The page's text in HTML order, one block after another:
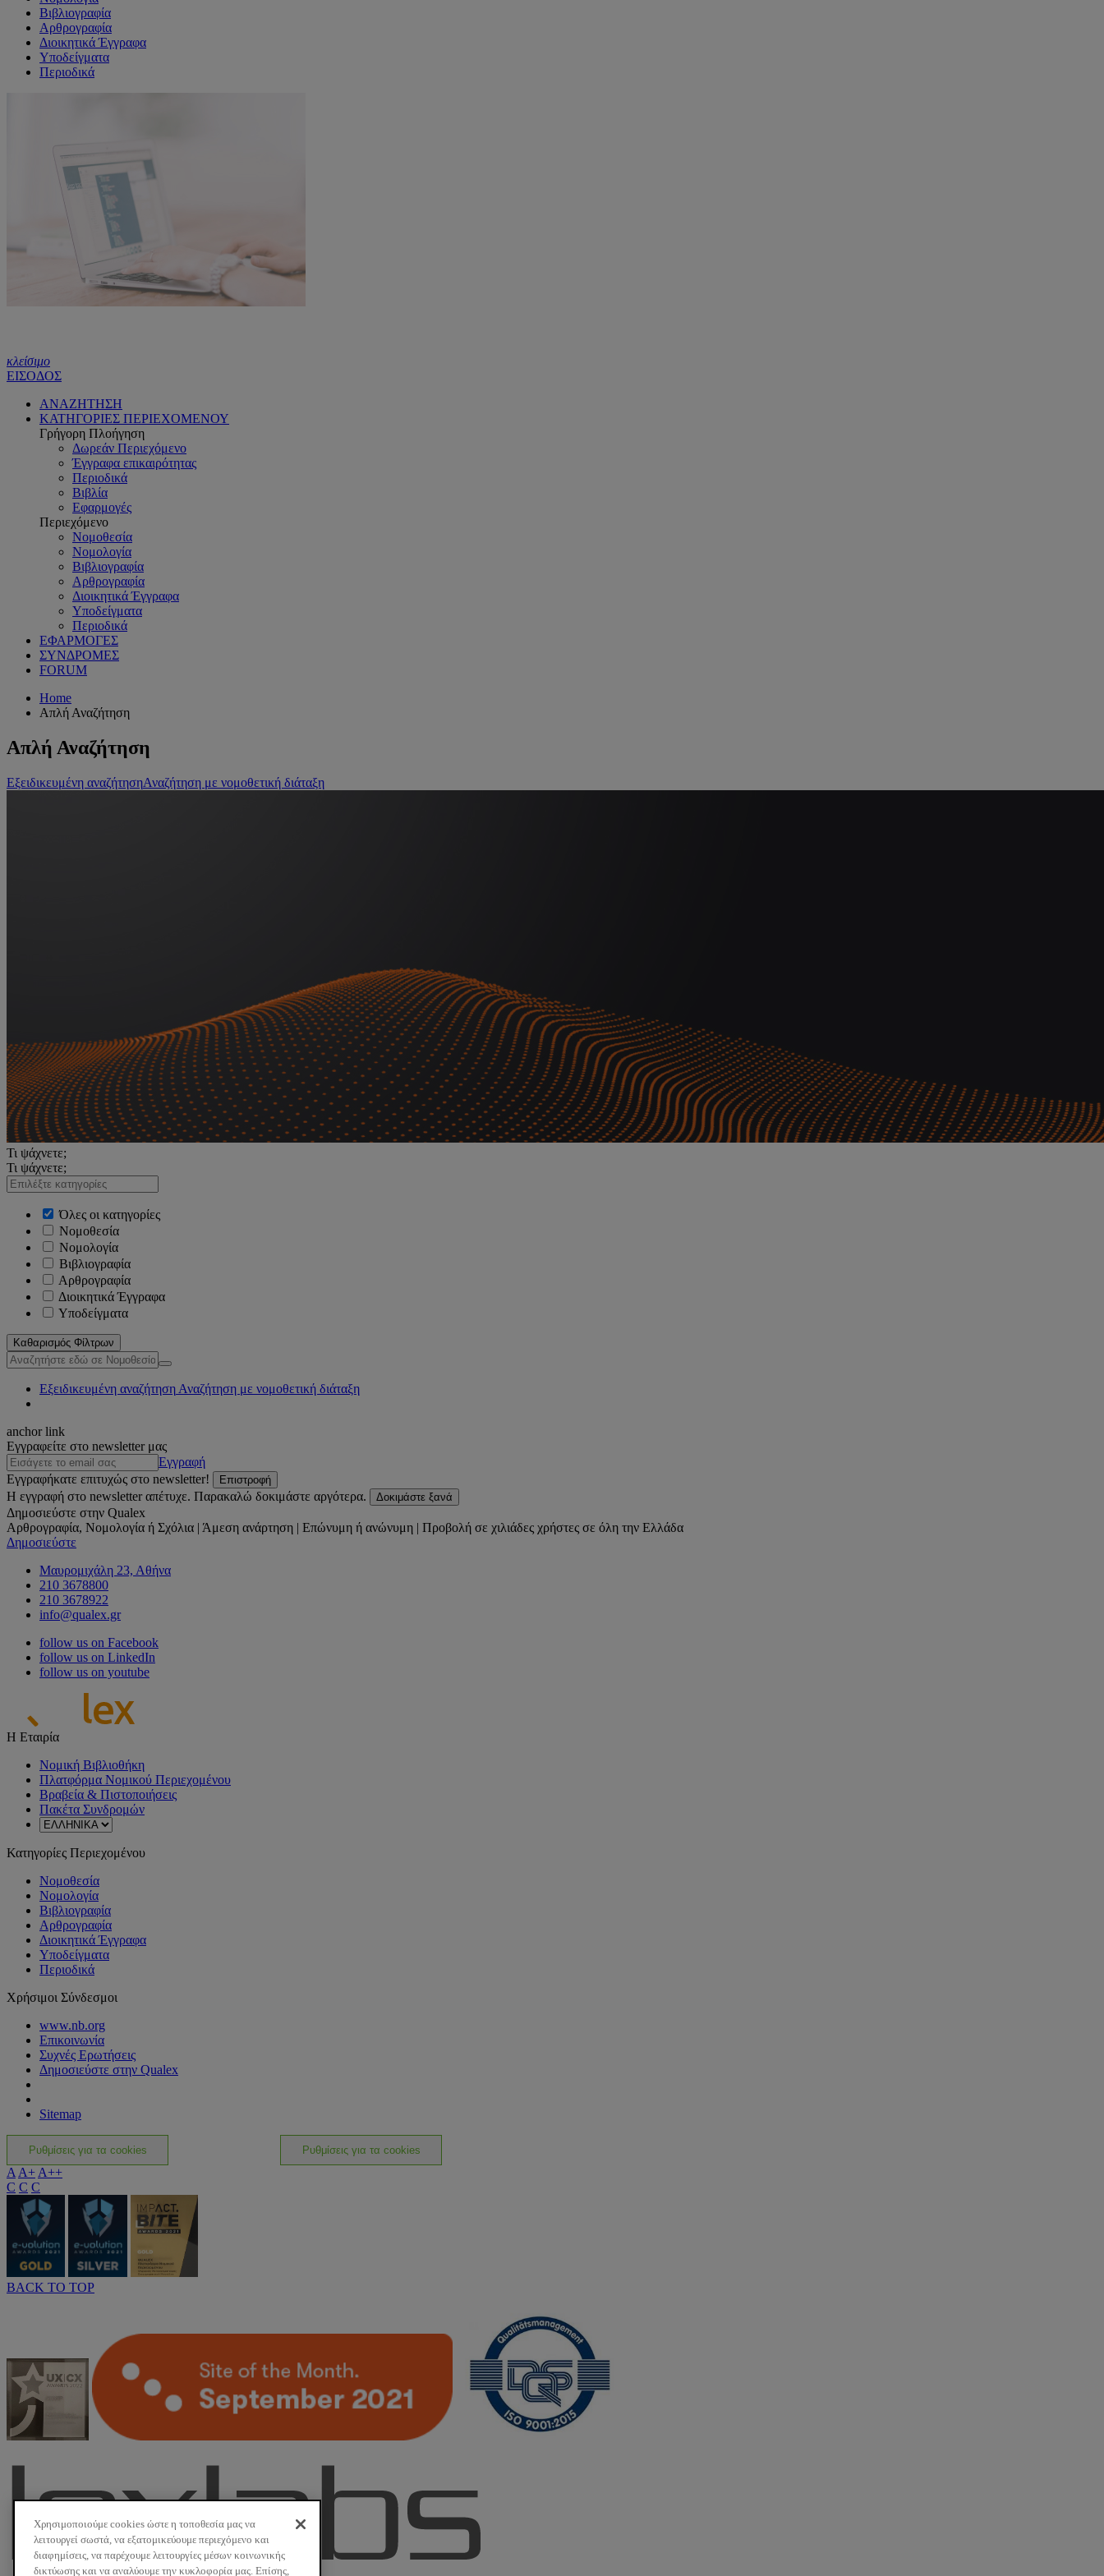
Βιβλιογραφία
Αρθρογραφία
Διοικητικά Έγγραφα
Υποδείγματα
Περιοδικά
κλείσιμο
ΕΙΣΟΔΟΣ
ΑΝΑΖΗΤΗΣΗ
ΚΑΤΗΓΟΡΙΕΣ ΠΕΡΙΕΧΟΜΕΝΟΥ
Γρήγορη Πλοήγηση
Δωρεάν Περιεχόμενο
Έγγραφα επικαιρότητας
Περιοδικά
Βιβλία
Εφαρμογές
Περιεχόμενο
Νομοθεσία
Νομολογία
Βιβλιογραφία
Αρθρογραφία
Διοικητικά Έγγραφα
Υποδείγματα
Περιοδικά
ΕΦΑΡΜΟΓΕΣ
ΣΥΝΔΡΟΜΕΣ
FORUM
Home
Απλή Αναζήτηση
Απλή Αναζήτηση
Εξειδικευμένη αναζήτησηΑναζήτηση με νομοθετική διάταξη
Τι ψάχνετε;
Τι ψάχνετε;
Όλες οι κατηγορίες
Νομοθεσία
Νομολογία
Βιβλιογραφία
Αρθρογραφία
Διοικητικά Έγγραφα
Υποδείγματα
Καθαρισμός Φίλτρων
Εξειδικευμένη αναζήτηση Αναζήτηση με νομοθετική διάταξη
anchor link
Εγγραφείτε στο newsletter μας
Εγγραφή
Εγγραφήκατε επιτυχώς στο newsletter!
Επιστροφή
Η εγγραφή στο newsletter απέτυχε. Παρακαλώ δοκιμάστε αργότερα. Δοκιμάστε ξανά
Δημοσιεύστε στην Qualex
Αρθρογραφία, Νομολογία ή Σχόλια | Άμεση ανάρτηση | Επώνυμη ή ανώνυμη | Προβολή σε χιλιάδες χρήστες σε όλη την Ελλάδα
Δημοσιεύστε
Μαυρομιχάλη 23, Αθήνα
210 3678800
210 3678922
info@qualex.gr
follow us on Facebook
follow us on LinkedIn
follow us on youtube
Η Εταιρία
Νομική Βιβλιοθήκη
Πλατφόρμα Νομικού Περιεχομένου
Βραβεία & Πιστοποιήσεις
Πακέτα Συνδρομών
Κατηγορίες Περιεχομένου
Νομοθεσία
Νομολογία
Βιβλιογραφία
Αρθρογραφία
Διοικητικά Έγγραφα
Υποδείγματα
Περιοδικά
Χρήσιμοι Σύνδεσμοι
www.nb.org
Επικοινωνία
Συχνές Ερωτήσεις
Δημοσιεύστε στην Qualex
Sitemap
Ρυθμίσεις για τα cookies Ρυθμίσεις για τα cookies
A A+ A++
C C C
BACK TO TOP
Χρησιμοποιούμε cookies ώστε η τοποθεσία μας να
λειτουργεί σωστά, να εξατομικεύουμε περιεχόμενο και
διαφημίσεις, να παρέχουμε λειτουργίες μέσων κοινωνικής
δικτύωσης και να αναλύουμε την κυκλοφορία μας. Επίσης,